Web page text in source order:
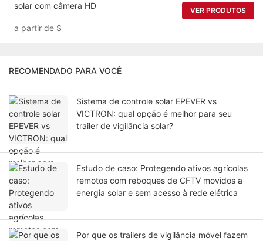
solar com câmera HD
a partir de $
VER PRODUTOS
RECOMENDADO PARA VOCÊ
Sistema de controle solar EPEVER vs
VICTRON: qual opção é melhor para seu
trailer de vigilância solar?
Estudo de caso: Protegendo ativos agrícolas
remotos com reboques de CFTV movidos a
energia solar e sem acesso à rede elétrica
Por que os trailers de vigilância móvel fazem